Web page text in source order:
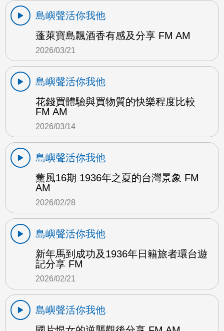
島嶼聲活你我他
蓬萊寶島飄酒香有感及分享 FM AM
2026/03/21
島嶼聲活你我他
花錢買體驗與買物質的快樂程度比較
FM AM
2026/03/14
島嶼聲活你我他
薰風16期 1936年之夏的台灣景象 FM
AM
2026/02/28
島嶼聲活你我他
新年馬到成功及1936年日籍旅者環台遊
記分享 FM
2026/02/21
島嶼聲活你我他